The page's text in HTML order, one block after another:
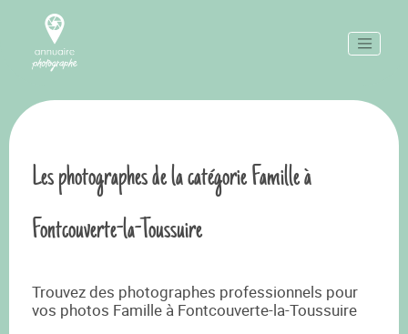
Les photographes de la catégorie Famille à
Fontcouverte-la-Toussuire
Trouvez des photographes professionnels pour
vos photos Famille à Fontcouverte-la-Toussuire